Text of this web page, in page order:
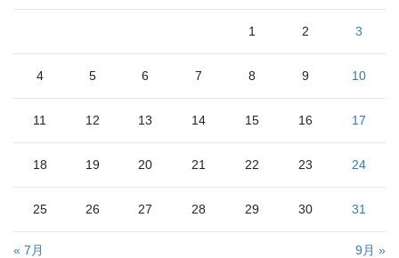
1 2 3
4 5 6 7 8 9 10
11 12 13 14 15 16 17
18 19 20 21 22 23 24
25 26 27 28 29 30 31
« 7月 9月 »